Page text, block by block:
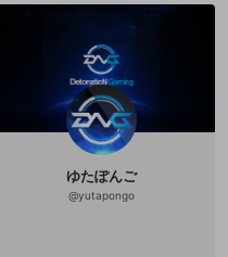
ゆたぽんご
@yutapongo